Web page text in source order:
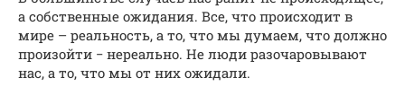
а собственные ожидания. Все, что происходит в
мире – реальность, а то, что мы думаем, что должно
произойти − нереально. Не люди разочаровывают
нас, а то, что мы от них ожидали.